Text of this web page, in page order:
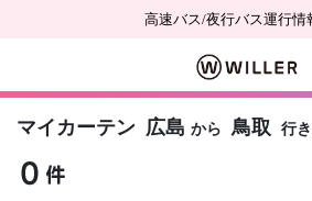
高速バス/夜行バス運行情
マイカーテン 広島 から 鳥取 行